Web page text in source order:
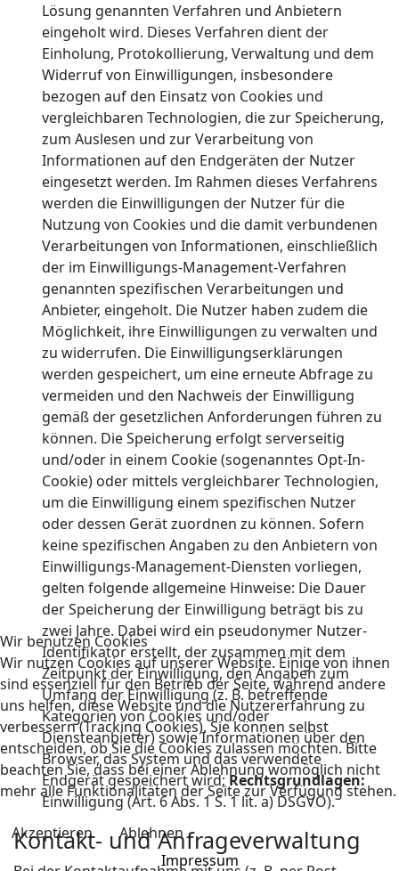
Lösung genannten Verfahren und Anbietern
eingeholt wird. Dieses Verfahren dient der
Einholung, Protokollierung, Verwaltung und dem
Widerruf von Einwilligungen, insbesondere
bezogen auf den Einsatz von Cookies und
vergleichbaren Technologien, die zur Speicherung,
zum Auslesen und zur Verarbeitung von
Informationen auf den Endgeräten der Nutzer
eingesetzt werden. Im Rahmen dieses Verfahrens
werden die Einwilligungen der Nutzer für die
Nutzung von Cookies und die damit verbundenen
Verarbeitungen von Informationen, einschließlich
der im Einwilligungs-Management-Verfahren
genannten spezifischen Verarbeitungen und
Anbieter, eingeholt. Die Nutzer haben zudem die
Möglichkeit, ihre Einwilligungen zu verwalten und
zu widerrufen. Die Einwilligungserklärungen
werden gespeichert, um eine erneute Abfrage zu
vermeiden und den Nachweis der Einwilligung
gemäß der gesetzlichen Anforderungen führen zu
können. Die Speicherung erfolgt serverseitig
und/oder in einem Cookie (sogenanntes Opt-In-
Cookie) oder mittels vergleichbarer Technologien,
um die Einwilligung einem spezifischen Nutzer
oder dessen Gerät zuordnen zu können. Sofern
keine spezifischen Angaben zu den Anbietern von
Einwilligungs-Management-Diensten vorliegen,
gelten folgende allgemeine Hinweise: Die Dauer
der Speicherung der Einwilligung beträgt bis zu
zwei Jahre. Dabei wird ein pseudonymer Nutzer-
Identifikator erstellt, der zusammen mit dem
Zeitpunkt der Einwilligung, den Angaben zum
Umfang der Einwilligung (z. B. betreffende
Kategorien von Cookies und/oder
Diensteanbieter) sowie Informationen über den
Browser, das System und das verwendete
Endgerät gespeichert wird;Rechtsgrundlagen:
Einwilligung (Art. 6 Abs. 1 S. 1 lit. a) DSGVO).
Kontakt- und Anfrageverwaltung
Wir benutzen Cookies
Wir nutzen Cookies auf unserer Website. Einige von ihnen
sind essenziell für den Betrieb der Seite, während andere
uns helfen, diese Website und die Nutzererfahrung zu
verbessern (Tracking Cookies). Sie können selbst
entscheiden, ob Sie die Cookies zulassen möchten. Bitte
beachten Sie, dass bei einer Ablehnung womöglich nicht
mehr alle Funktionalitäten der Seite zur Verfügung stehen.
Akzeptieren
Ablehnen
Impressum